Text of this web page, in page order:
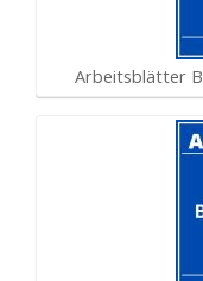
Arbeitsblätter